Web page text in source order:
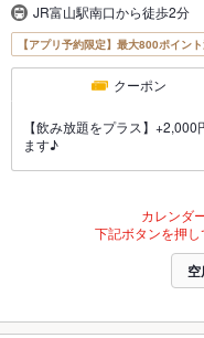
JR富山駅南口から徒歩2分
【アプリ予約限定】最大800ポイン
クーポン
【飲み放題をプラス】
ます♪
カレンダ
下記ボタンを押し